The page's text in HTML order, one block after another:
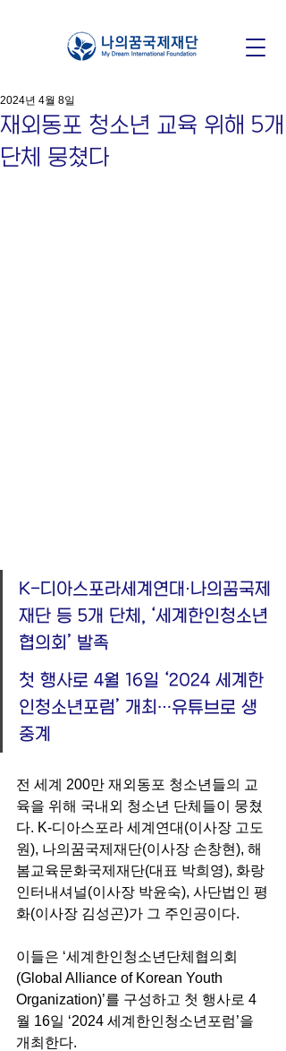
재외동포 청소년 교육 위해 5개
단체 뭉쳤다
2024년 4월 8일
K-디아스포라세계연대·나의꿈국제
재단 등 5개 단체, ‘세계한인청소년
협의회’ 발족
첫 행사로 4월 16일 ‘2024 세계한
인청소년포럼’ 개최…유튜브로 생
중계
전 세계 200만 재외동포 청소년들의 교
육을 위해 국내외 청소년 단체들이 뭉쳤
다. K-디아스포라 세계연대(이사장 고도
원), 나의꿈국제재단(이사장 손창현), 해
봄교육문화국제재단(대표 박희영), 화랑
인터내셔널(이사장 박윤숙), 사단법인 평
화(이사장 김성곤)가 그 주인공이다.
이들은 ‘세계한인청소년단체협의회
(Global Alliance of Korean Youth
Organization)’를 구성하고 첫 행사로 4
월 16일 ‘2024 세계한인청소년포럼’을
개최한다.